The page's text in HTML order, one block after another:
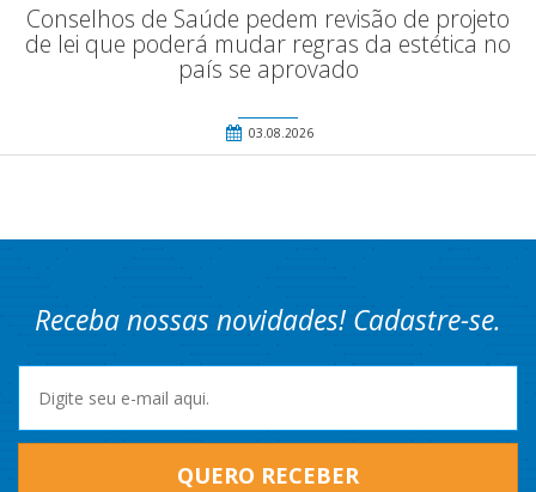
Conselhos de Saúde pedem revisão de projeto
de lei que poderá mudar regras da estética no
país se aprovado
03.08.2026
Receba nossas novidades! Cadastre-se.
QUERO RECEBER